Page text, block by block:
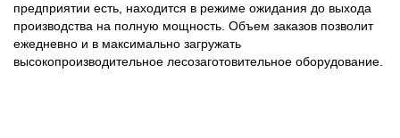
предприятии есть, находится в режиме ожидания до выхода
производства на полную мощность. Объем заказов позволит
ежедневно и в максимально загружать
высокопроизводительное лесозаготовительное оборудование.